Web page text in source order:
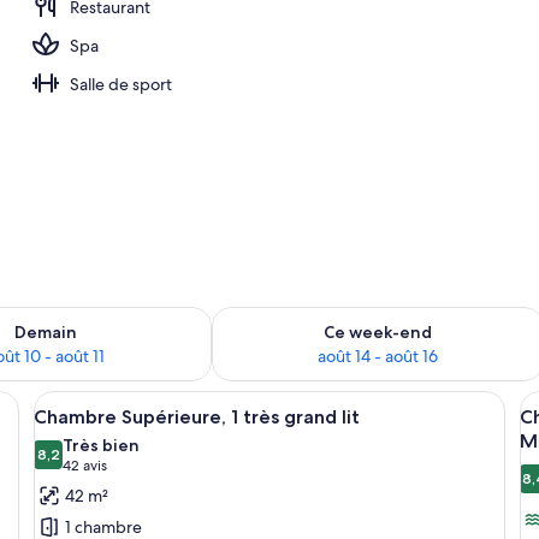
Restaurant
Spa
Salle de sport
Demain
10 - août 11
pour demain août 10 - août 11
Ce week-end
août 14 - août 16
Vérifier la disponibilité pour ce week-
dotée d’un grand lit, offrant une vue imprenable grâce à de larges
Afficher
toutes
les
photos
pour
Une chambre d’hôtel avec un
5
Chambre Supérieure, 1 très grand lit
8,28,2 sur 10
Très bien
42 avis
(42 avis)
42 m²
1 chambre